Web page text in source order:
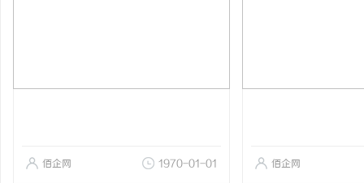
佰企网 1970-01-01 佰企网